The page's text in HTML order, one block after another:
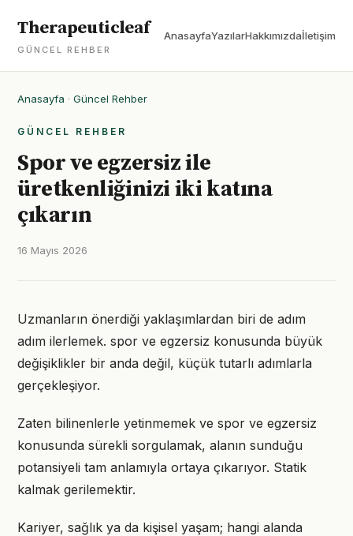
Therapeuticleaf
GÜNCEL REHBER
AnasayfaYazılarHakkımızdaİletişim
Anasayfa · Güncel Rehber
GÜNCEL REHBER
Spor ve egzersiz ile
üretkenliğinizi iki katına
çıkarın
16 Mayıs 2026
Uzmanların önerdiği yaklaşımlardan biri de adım
adım ilerlemek. spor ve egzersiz konusunda büyük
değişiklikler bir anda değil, küçük tutarlı adımlarla
gerçekleşiyor.
Zaten bilinenlerle yetinmemek ve spor ve egzersiz
konusunda sürekli sorgulamak, alanın sunduğu
potansiyeli tam anlamıyla ortaya çıkarıyor. Statik
kalmak gerilemektir.
Kariyer, sağlık ya da kişisel yaşam; hangi alanda